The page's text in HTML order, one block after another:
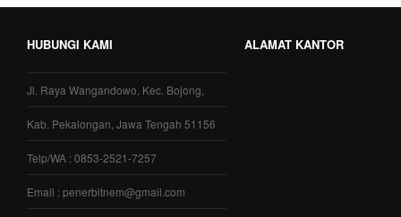
HUBUNGI KAMI
Jl. Raya Wangandowo, Kec. Bojong,
Kab. Pekalongan, Jawa Tengah 51156
Telp/WA : 0853-2521-7257
Email : penerbitnem@gmail.com
ALAMAT KANTOR